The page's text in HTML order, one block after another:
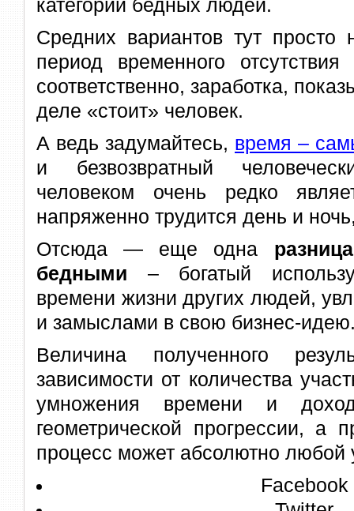
категории бедных людей.
Средних вариантов тут просто
период временного
соответственно, заработка,
деле «стоит» человек.
А ведь задумайтесь, время –
и безвозвратный
человеком очень редко
напряженно трудится день и
Отсюда — еще одна
бедными – богатый
времени жизни других людей,
и замыслами в свою бизнес-
Величина полученного
зависимости от количества
умножения времени и
геометрической прогрессии, а
процесс может абсолютно любой
Facebook